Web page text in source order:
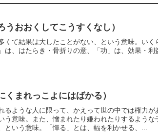
おおくしてこうすくなし）
くて結果は大したことがない、という意味。いく
は、はたらき・骨折りの意、「功」は、効果・利
まれっこよにはばかる）
るような人に限って、かえって世の中では権力が
う意味。また、憎まれたり嫌われたりするような
という意味。「憚る」とは、幅を利かせる、...